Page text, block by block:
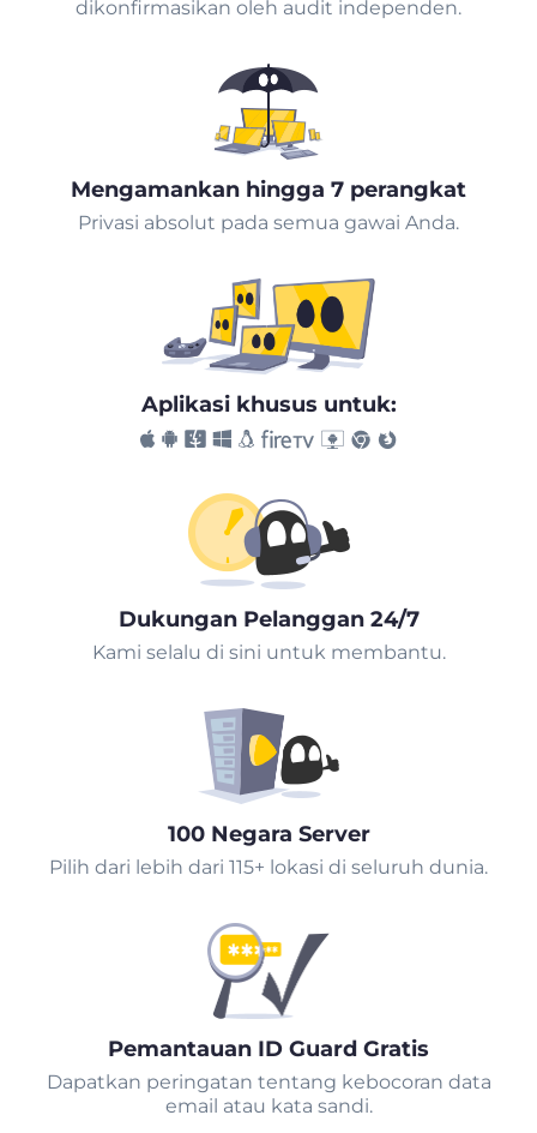
dikonfirmasikan oleh audit independen.
Mengamankan hingga 7 perangkat
Privasi absolut pada semua gawai Anda.
Aplikasi khusus untuk:
Dukungan Pelanggan 24/7
Kami selalu di sini untuk membantu.
100 Negara Server
Pilih dari lebih dari 115+ lokasi di seluruh dunia.
Pemantauan ID Guard Gratis
Dapatkan peringatan tentang kebocoran data
email atau kata sandi.